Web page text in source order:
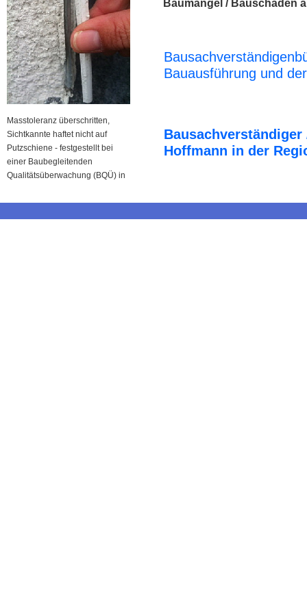
Masstoleranz überschritten,
Sichtkannte haftet nicht auf
Putzschiene - festgestellt bei
einer Baubegleitenden
Qualitätsüberwachung (BQÜ) in
Bauausführung und
Hoffmann in der
Baumängel / Bauschäden